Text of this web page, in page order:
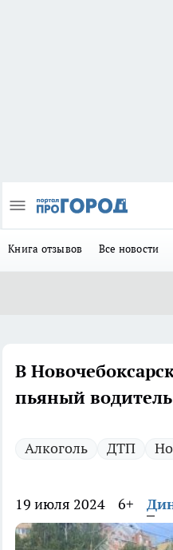
Книга отзывов Все новости
В
пьяный
Алкоголь ДТП
19 июля 2024 6+